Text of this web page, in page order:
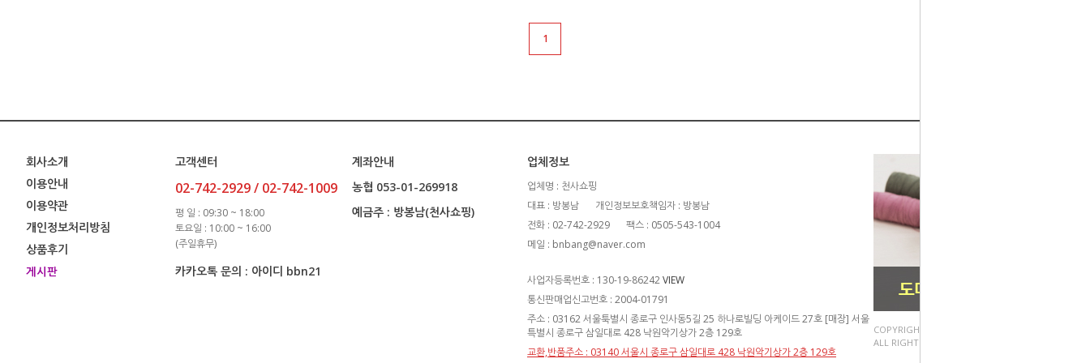
1
회사소개
이용안내
이용약관
개인정보처리방침
상품후기
게시판
고객센터
02-742-2929 / 02-742-1009
평 일 : 09:30 ~ 18:00
토요일 : 10:00 ~ 16:00
(주일휴무)
카카오톡 문의 : 아이디 bbn21
계좌안내
농협 053-01-269918
예금주 : 방봉남(천사쇼핑)
업체정보
업체명 : 천사쇼핑
대표 : 방봉남
개인정보보호책임자 : 방봉남
전화 : 02-742-2929
팩스 : 0505-543-1004
메일 : bnbang@naver.com
사업자등록번호 : 130-19-86242VIEW
통신판매업신고번호 : 2004-01791
주소 : 03162 서울툭별시 종로구 인사동5길 25 하나로빌딩 아케이드 27호 [매장] 서울
특별시 종로구 삼일대로 428 낙원악기상가 2층 129호
교환,반품주소 : 03140 서울시 종로구 삼일대로 428 낙원악기상가 2층 129호
COPYRIGHT(C) 천사쇼핑.
ALL RIGHT RESERVED.